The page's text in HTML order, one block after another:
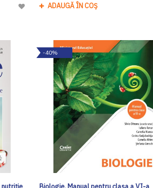
Adaugă
Dorinte
ADAUGĂ ÎN COȘ
-40%